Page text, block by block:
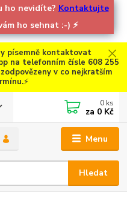
ho nevidíte? Kontaktujte
ho sehnat :-) ⚡
písemně kontaktovat
na telefonním čísle 608 255
v co nejkratším
⚡
Menu
Hledat
0 ks
za 0 Kč